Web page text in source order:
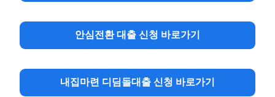
안심전환 대출신청바로가기
내집마련 디딤돌대출신청바로가기